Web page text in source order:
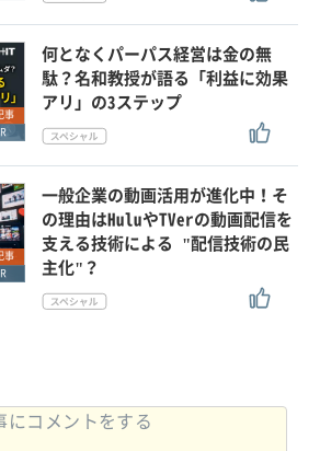
事
何となくパーパス経営は金の無
駄？名和教授が語る「利益に効果
アリ」の3ステップ
事
一般企業の動画活用が進化中！そ
の理由はHuluやTVerの動画配信を
支える技術による "配信技術の民
主化"？